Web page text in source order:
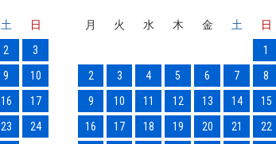
土
日
2
3
9
10
16
17
23 24
月 火 水 木 金 土
日
1
2
3 4 5 6 7
8
9
10 11 12 13 14
15
16
17 18 19 20 21 22